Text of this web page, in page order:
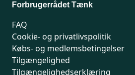
Forbrugerrådet Tænk
FAQ
Cookie- og privatlivspolitik
Købs- og medlemsbetingelser
Tilgængelighed
Tilgængelighedserklæring